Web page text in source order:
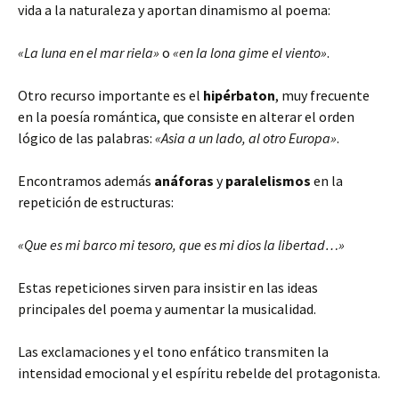
vida a la naturaleza y aportan dinamismo al poema:
«La luna en el mar riela» o «en la lona gime el viento».
Otro recurso importante es el hipérbaton, muy frecuente
en la poesía romántica, que consiste en alterar el orden
lógico de las palabras: «Asia a un lado, al otro Europa».
Encontramos además anáforas yparalelismos en la
repetición de estructuras:
«Que es mi barco mi tesoro, que es mi dios la libertad…»
Estas repeticiones sirven para insistir en las ideas
principales del poema y aumentar la musicalidad.
Las exclamaciones y el tono enfático transmiten la
intensidad emocional y el espíritu rebelde del protagonista.